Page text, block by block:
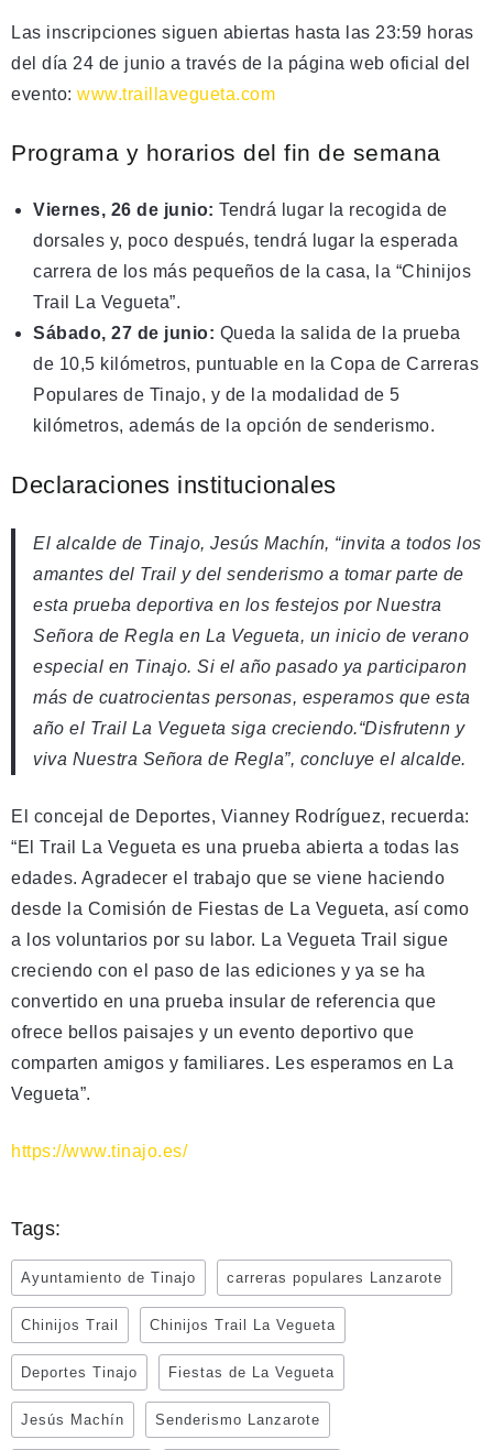
Las inscripciones siguen abiertas hasta las 23:59 horas
del día 24 de junio a través de la página web oficial del
evento: www.traillavegueta.com
Programa y horarios del fin de semana
Viernes, 26 de junio: Tendrá lugar la recogida de
dorsales y, poco después, tendrá lugar la esperada
carrera de los más pequeños de la casa, la “Chinijos
Trail La Vegueta”.
Sábado, 27 de junio: Queda la salida de la prueba
de 10,5 kilómetros, puntuable en la Copa de Carreras
Populares de Tinajo, y de la modalidad de 5
kilómetros, además de la opción de senderismo.
Declaraciones institucionales
El alcalde de Tinajo, Jesús Machín, “invita a todos los
amantes del Trail y del senderismo a tomar parte de
esta prueba deportiva en los festejos por Nuestra
Señora de Regla en La Vegueta, un inicio de verano
especial en Tinajo. Si el año pasado ya participaron
más de cuatrocientas personas, esperamos que esta
año el Trail La Vegueta siga creciendo.“Disfrutenn y
viva Nuestra Señora de Regla”, concluye el alcalde.
El concejal de Deportes, Vianney Rodríguez, recuerda:
“El Trail La Vegueta es una prueba abierta a todas las
edades. Agradecer el trabajo que se viene haciendo
desde la Comisión de Fiestas de La Vegueta, así como
a los voluntarios por su labor. La Vegueta Trail sigue
creciendo con el paso de las ediciones y ya se ha
convertido en una prueba insular de referencia que
ofrece bellos paisajes y un evento deportivo que
comparten amigos y familiares. Les esperamos en La
Vegueta”.
https://www.tinajo.es/
Tags:
Ayuntamiento de Tinajo carreras populares Lanzarote
Chinijos Trail Chinijos Trail La Vegueta
Deportes Tinajo Fiestas de La Vegueta
Jesús Machín Senderismo Lanzarote